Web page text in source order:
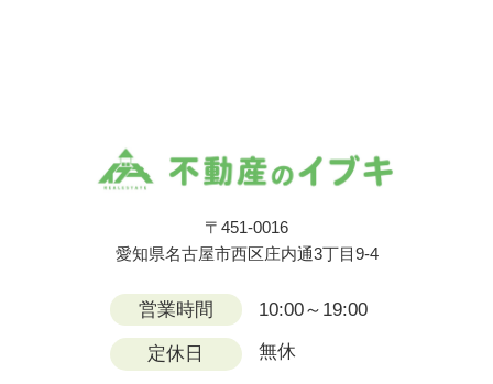
〒451-0016
愛知県名古屋市西区庄内通3丁目9-4
営業時間 10:00～19:00
定休日 無休